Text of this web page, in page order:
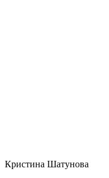
Кристина Шатунова